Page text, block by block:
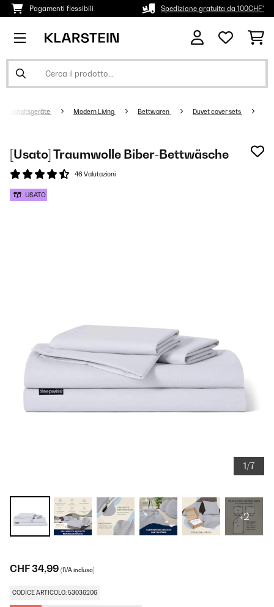
Pagamenti flessibili Spedizione gratuita da 100CHF*
Haushaltsgeräte Modern Living Bettwaren Duvet cover sets
[Usato] Traumwolle Biber-Bettwäsche
46 Valutazioni
USATO
1/7
+2
CHF 34,99 (IVA inclusa)
CODICE ARTICOLO: 53036206